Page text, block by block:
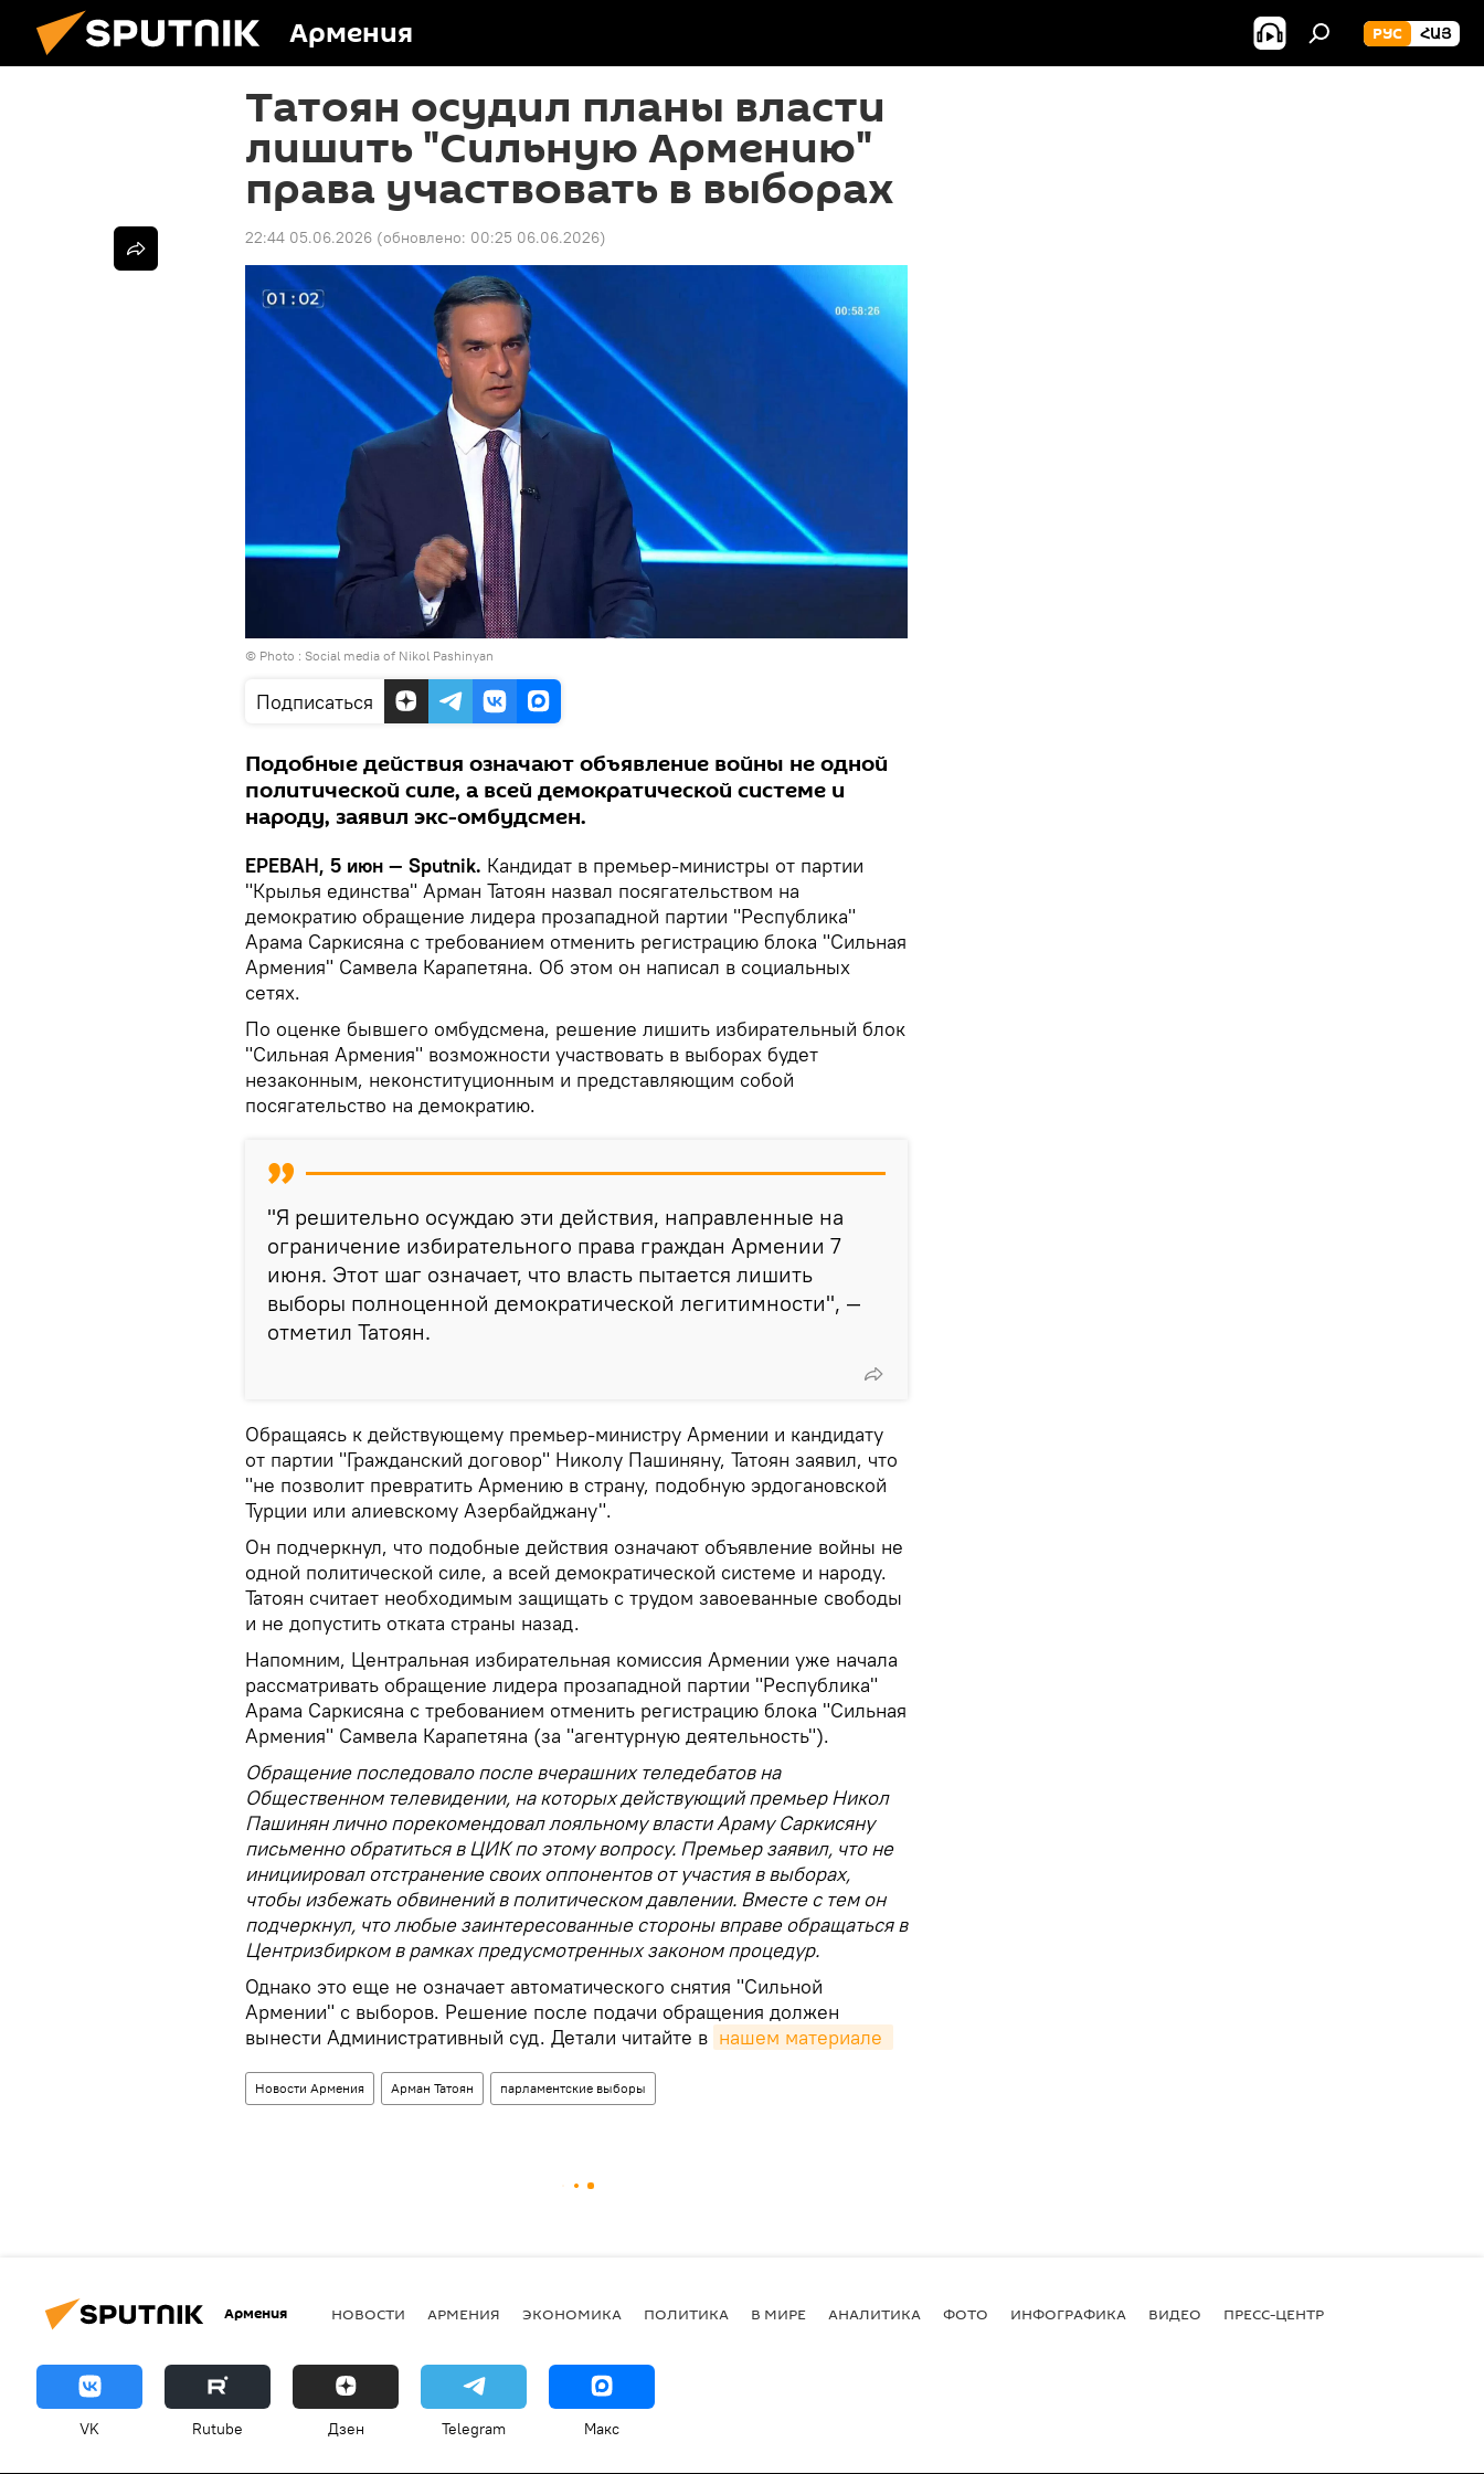
Армения РУС ՀԱՅ
Татоян осудил планы власти
лишить "Сильную Армению"
права участвовать в выборах
22:44 05.06.2026 (обновлено: 00:25 06.06.2026)
© Photo : Social media of Nikol Pashinyan
Подписаться
Подобные действия означают объявление войны не одной
политической силе, а всей демократической системе и
народу, заявил экс-омбудсмен.
ЕРЕВАН, 5 июн — Sputnik. Кандидат в премьер-министры от партии
"Крылья единства" Арман Татоян назвал посягательством на
демократию обращение лидера прозападной партии "Республика"
Арама Саркисяна с требованием отменить регистрацию блока "Сильная
Армения" Самвела Карапетяна. Об этом он написал в социальных
сетях.
По оценке бывшего омбудсмена, решение лишить избирательный блок
"Сильная Армения" возможности участвовать в выборах будет
незаконным, неконституционным и представляющим собой
посягательство на демократию.
"Я решительно осуждаю эти действия, направленные на
ограничение избирательного права граждан Армении 7
июня. Этот шаг означает, что власть пытается лишить
выборы полноценной демократической легитимности", —
отметил Татоян.
Обращаясь к действующему премьер-министру Армении и кандидату
от партии "Гражданский договор" Николу Пашиняну, Татоян заявил, что
"не позволит превратить Армению в страну, подобную эрдогановской
Турции или алиевскому Азербайджану".
Он подчеркнул, что подобные действия означают объявление войны не
одной политической силе, а всей демократической системе и народу.
Татоян считает необходимым защищать с трудом завоеванные свободы
и не допустить отката страны назад.
Напомним, Центральная избирательная комиссия Армении уже начала
рассматривать обращение лидера прозападной партии "Республика"
Арама Саркисяна с требованием отменить регистрацию блока "Сильная
Армения" Самвела Карапетяна (за "агентурную деятельность").
Обращение последовало после вчерашних теледебатов на
Общественном телевидении, на которых действующий премьер Никол
Пашинян лично порекомендовал лояльному власти Араму Саркисяну
письменно обратиться в ЦИК по этому вопросу. Премьер заявил, что не
инициировал отстранение своих оппонентов от участия в выборах,
чтобы избежать обвинений в политическом давлении. Вместе с тем он
подчеркнул, что любые заинтересованные стороны вправе обращаться в
Центризбирком в рамках предусмотренных законом процедур.
Однако это еще не означает автоматического снятия "Сильной
Армении" с выборов. Решение после подачи обращения должен
вынести Административный суд. Детали читайте в нашем материале
Новости Армения Арман Татоян парламентские выборы
Армения НОВОСТИ АРМЕНИЯ ЭКОНОМИКА ПОЛИТИКА В МИРЕ АНАЛИТИКА ФОТО ИНФОГРАФИКА ВИДЕО ПРЕСС-ЦЕНТР
VK Rutube Дзен Telegram Макс